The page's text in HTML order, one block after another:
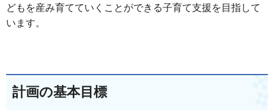
どもを産み育てていくことができる子育て支援を目指して
います。
計画の基本目標